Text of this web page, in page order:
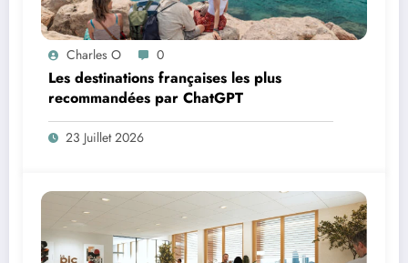
Charles O 0
Les destinations françaises les plus
recommandées par ChatGPT
23 Juillet 2026